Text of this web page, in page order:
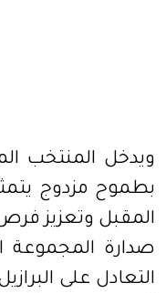
ويدخل المنتخب
بطموح مزدوج
المقبل وتعزيز
صدارة المجموعة
التعادل على